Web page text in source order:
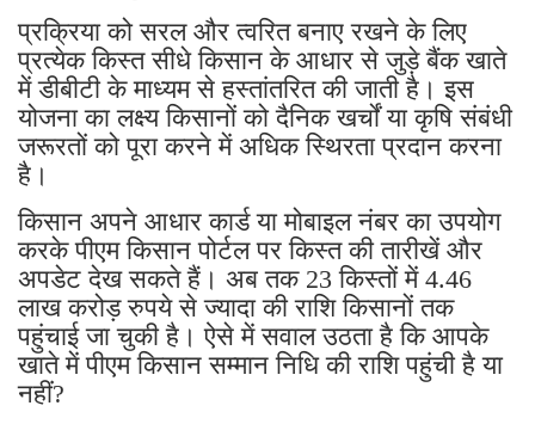
प्रक्रिया को सरल और त्वरित बनाए रखने के लिए
प्रत्येक किस्त सीधे किसान के आधार से जुड़े बैंक खाते
में डीबीटी के माध्यम से हस्तांतरित की जाती है। इस
योजना का लक्ष्य किसानों को दैनिक खर्चों या कृषि संबंधी
जरूरतों को पूरा करने में अधिक स्थिरता प्रदान करना
है।
किसान अपने आधार कार्ड या मोबाइल नंबर का उपयोग
करके पीएम किसान पोर्टल पर किस्त की तारीखें और
अपडेट देख सकते हैं। अब तक 23 किस्तों में 4.46
लाख करोड़ रुपये से ज्यादा की राशि किसानों तक
पहुंचाई जा चुकी है। ऐसे में सवाल उठता है कि आपके
खाते में पीएम किसान सम्मान निधि की राशि पहुंची है या
नहीं?